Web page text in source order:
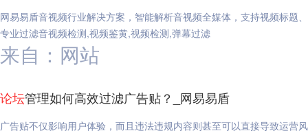
网易易盾音视频行业解决方案，智能解析音视频全媒体，支持视频标题
专业过滤音视频检测,视频鉴黄,视频检测,弹幕过滤
来自：网站
论坛管理如何高效过滤广告贴？_网易易盾
广告贴不仅影响用户体验，而且违法违规内容则甚至可以直接导致运营